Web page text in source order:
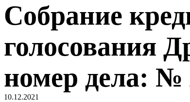
Собрание
голосования
номер дела: №
10.12.2021